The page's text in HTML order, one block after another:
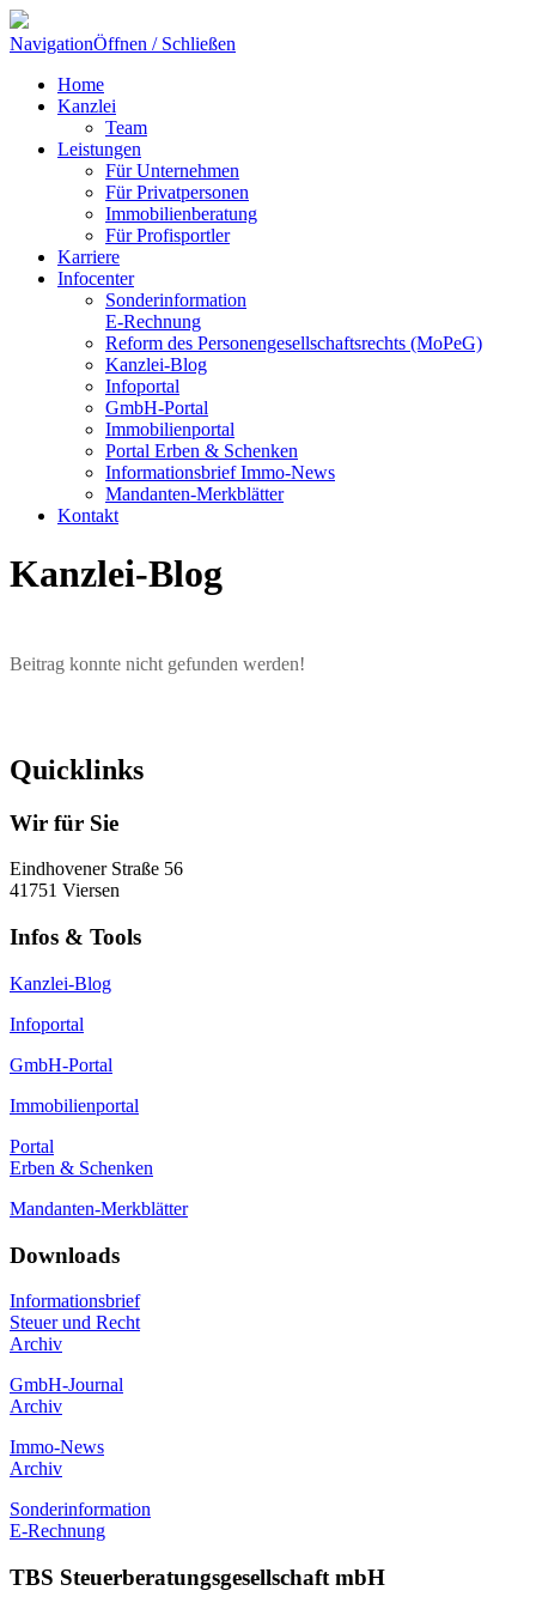
NavigationÖffnen / Schließen
Home
Kanzlei
Team
Leistungen
Für Unternehmen
Für Privatpersonen
Immobilienberatung
Für Profisportler
Karriere
Infocenter
Sonderinformation
E-Rechnung
Reform des Personengesellschaftsrechts (MoPeG)
Kanzlei-Blog
Infoportal
GmbH-Portal
Immobilienportal
Portal Erben & Schenken
Informationsbrief Immo-News
Mandanten-Merkblätter
Kontakt
Kanzlei-Blog
Beitrag konnte nicht gefunden werden!
Quicklinks
Wir für Sie
Eindhovener Straße 56
41751 Viersen
Infos & Tools
Kanzlei-Blog
Infoportal
GmbH-Portal
Immobilienportal
Portal
Erben & Schenken
Mandanten-Merkblätter
Downloads
Informationsbrief
Steuer und Recht
Archiv
GmbH-Journal
Archiv
Immo-News
Archiv
Sonderinformation
E-Rechnung
TBS Steuerberatungsgesellschaft mbH